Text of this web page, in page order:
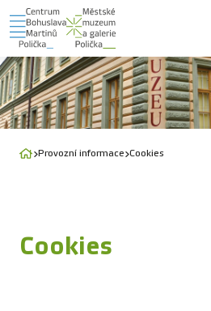
Provozní informace Cookies
Cookies